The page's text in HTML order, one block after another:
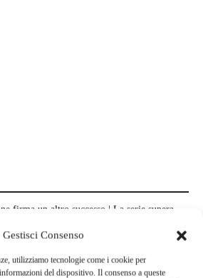
Gestisci Consenso
utilizziamo tecnologie come i cookie per
del dispositivo. Il consenso a queste
firma un altro successo | La serie supera
è eccezionale
squadra | La quarta stagione riparte
è la scelta più coerente